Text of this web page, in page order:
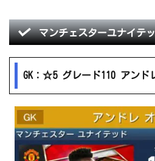
マンチェスターユナイテ
GK：☆5 グレード110 アンド